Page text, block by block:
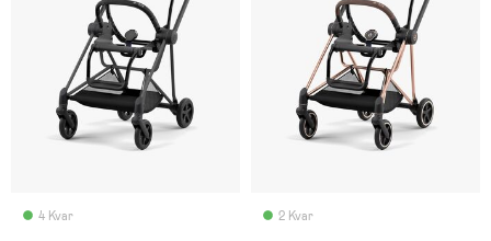
4 Kvar 2 Kvar